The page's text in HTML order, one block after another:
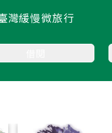
灣緩慢微旅行